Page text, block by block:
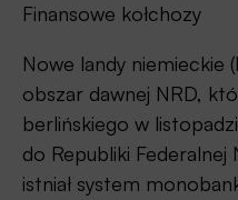
Finansowe kołchozy
Nowe landy niemieckie
obszar dawnej NRD,
berlińskiego w
do Republiki Federalnej
istniał system